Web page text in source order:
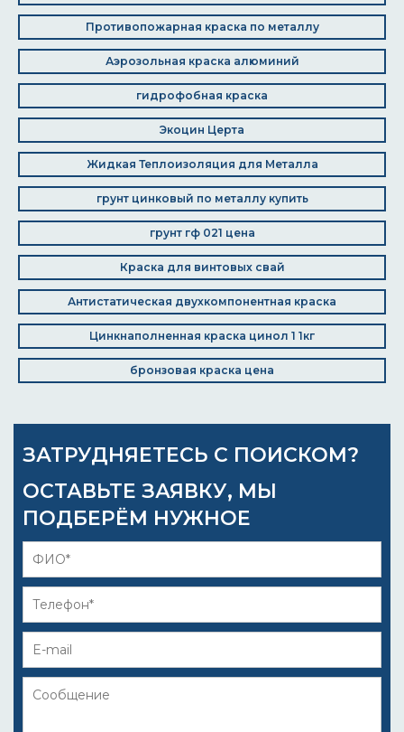
Противопожарная краска по металлу
Аэрозольная краска алюминий
гидрофобная краска
Экоцин Церта
Жидкая Теплоизоляция для Металла
грунт цинковый по металлу купить
грунт гф 021 цена
Краска для винтовых свай
Антистатическая двухкомпонентная краска
Цинкнаполненная краска цинол 1 1кг
бронзовая краска цена
ЗАТРУДНЯЕТЕСЬ С ПОИСКОМ?
ОСТАВЬТЕ ЗАЯВКУ, МЫ
ПОДБЕРЁМ НУЖНОЕ